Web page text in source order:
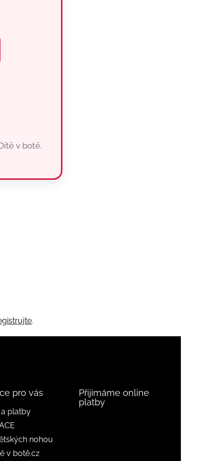
v botě.
.
pro vás
platby
nohou
v botě.cz
Přijímáme online
platby